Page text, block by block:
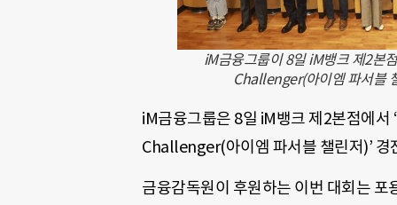
iM금융그룹이 8일 iM뱅크 제2본
Challenger(아이엠 파서블
iM금융그룹은 8일 iM뱅크 제2본점에서
Challenger(아이엠 파서블 챌린저)’ 경
금융감독원이 후원하는 이번 대회는 포